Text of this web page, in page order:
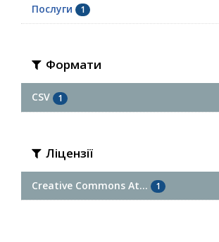
Послуги 1
Формати
CSV 1
Ліцензії
Creative Commons At... 1